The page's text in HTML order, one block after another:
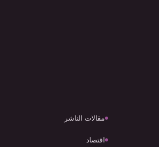
مقالات الناشر
اقتصاد